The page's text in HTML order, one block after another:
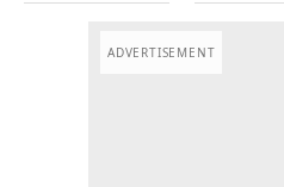
ADVERTISEMENT